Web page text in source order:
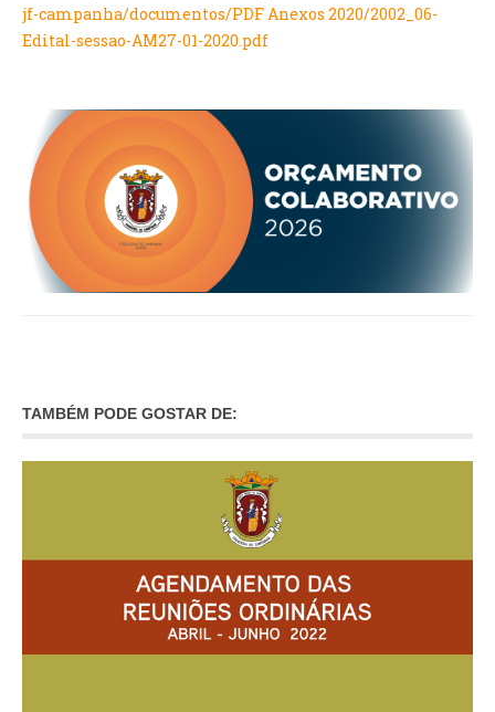
jf-campanha/documentos/PDF Anexos 2020/2002_06-
Edital-sessao-AM27-01-2020.pdf
TAMBÉM PODE GOSTAR DE: